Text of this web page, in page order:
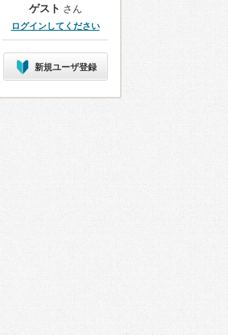
ゲスト さん
ログインしてください
新規ユーザ登録